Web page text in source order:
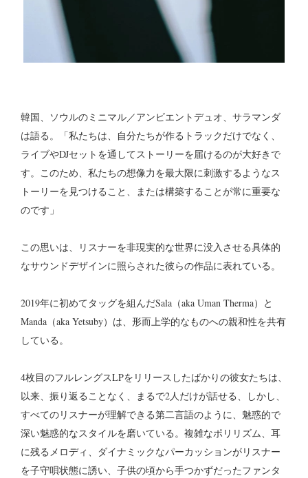
韓国、ソウルのミニマル／アンビエントデュオ、サラマンダ
は語る。「私たちは、自分たちが作るトラックだけでなく、
ライブやDJセットを通してストーリーを届けるのが大好きで
す。このため、私たちの想像力を最大限に刺激するようなス
トーリーを見つけること、または構築することが常に重要な
のです」
この思いは、リスナーを非現実的な世界に没入させる具体的
なサウンドデザインに照らされた彼らの作品に表れている。
2019年に初めてタッグを組んだSala（aka Uman Therma）と
Manda（aka Yetsuby）は、形而上学的なものへの親和性を共有
している。
4枚目のフルレングスLPをリリースしたばかりの彼女たちは、
以来、振り返ることなく、まるで2人だけが話せる、しかし、
すべてのリスナーが理解できる第二言語のように、魅惑的で
深い魅惑的なスタイルを磨いている。複雑なポリリズム、耳
に残るメロディ、ダイナミックなパーカッションがリスナー
を子守唄状態に誘い、子供の頃から手つかずだったファンタ